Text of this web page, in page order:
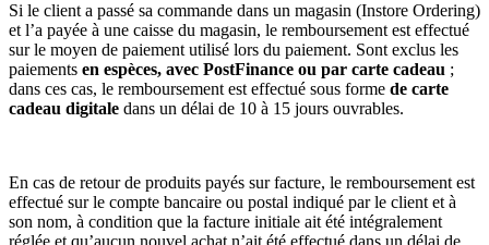
Si le client a passé sa commande dans un magasin (Instore Ordering)
et l’a payée à une caisse du magasin, le remboursement est effectué
sur le moyen de paiement utilisé lors du paiement. Sont exclus les
paiements en espèces, avec PostFinance ou par carte cadeau ;
dans ces cas, le remboursement est effectué sous forme de carte
cadeau digitale dans un délai de 10 à 15 jours ouvrables.
En cas de retour de produits payés sur facture, le remboursement est
effectué sur le compte bancaire ou postal indiqué par le client et à
son nom, à condition que la facture initiale ait été intégralement